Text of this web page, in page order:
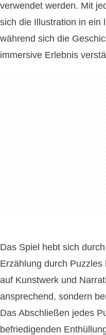
verwendet werden. Mit
sich die Illustration in ein
während sich die
immersive Erlebnis
Das Spiel hebt sich
Erzählung durch
auf Kunstwerk und
ansprechend, sondern
Das Abschließen jedes
befriedigenden